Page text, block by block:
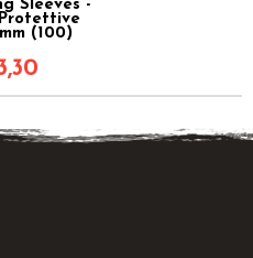
Sleeves -
(100)